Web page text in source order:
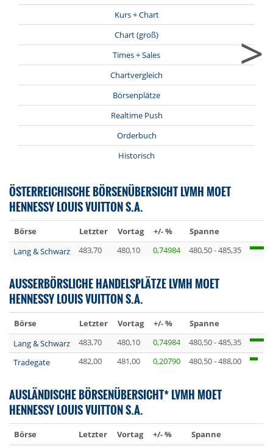
Kurs + Chart
Chart (groß)
Times + Sales
Chartvergleich
Börsenplätze
Realtime Push
Orderbuch
Historisch
>
ÖSTERREICHISCHE BÖRSENÜBERSICHT LVMH MOET
HENNESSY LOUIS VUITTON S.A.
Börse Letzter Vortag +/- %
Spanne
Lang & Schwarz
483,70 480,10 0,74984 480,50 - 485,35
AUSSERBÖRSLICHE HANDELSPLÄTZE LVMH MOET
HENNESSY LOUIS VUITTON S.A.
Börse Letzter Vortag +/- %
Spanne
Lang & Schwarz
483,70 480,10 0,74984
480,50 - 485,35
Tradegate
482,00 481,00 0,20790 480,50 - 488,00
AUSLÄNDISCHE BÖRSENÜBERSICHT* LVMH MOET
HENNESSY LOUIS VUITTON S.A.
Börse Letzter Vortag +/- %
Spanne